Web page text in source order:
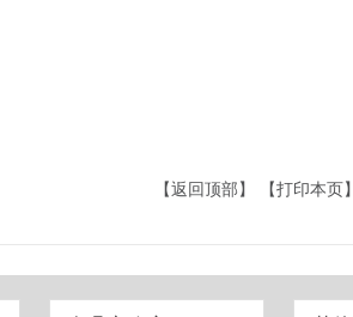
【返回顶部】
【打印本页】